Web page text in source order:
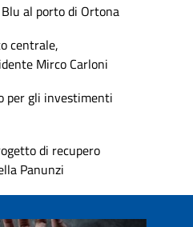
al porto di Ortona
centrale,
Mirco Carloni
per gli investimenti
di recupero
Panunzi